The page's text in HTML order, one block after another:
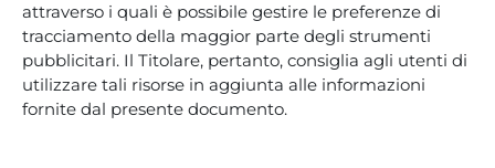
attraverso i quali è possibile gestire le preferenze di
tracciamento della maggior parte degli strumenti
pubblicitari. Il Titolare, pertanto, consiglia agli utenti di
utilizzare tali risorse in aggiunta alle informazioni
fornite dal presente documento.